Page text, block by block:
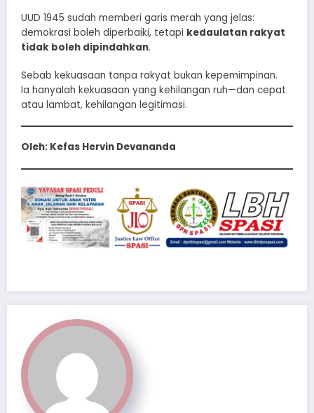
UUD 1945 sudah memberi garis merah yang jelas:
demokrasi boleh diperbaiki, tetapi kedaulatan rakyat
tidak boleh dipindahkan.
Sebab kekuasaan tanpa rakyat bukan kepemimpinan.
Ia hanyalah kekuasaan yang kehilangan ruh—dan cepat
atau lambat, kehilangan legitimasi.
Oleh: Kefas Hervin Devananda